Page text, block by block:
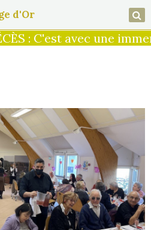
: C'est avec une
d'Or